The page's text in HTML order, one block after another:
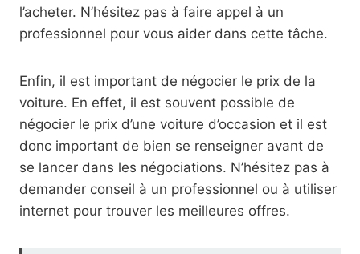
l’acheter. N’hésitez pas à faire appel à un
professionnel pour vous aider dans cette tâche.
Enfin, il est important de négocier le prix de la
voiture. En effet, il est souvent possible de
négocier le prix d’une voiture d’occasion et il est
donc important de bien se renseigner avant de
se lancer dans les négociations. N’hésitez pas à
demander conseil à un professionnel ou à utiliser
internet pour trouver les meilleures offres.